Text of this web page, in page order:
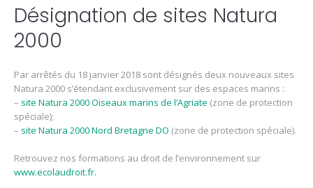
Désignation de sites Natura
2000
Par arrêtés du 18 janvier 2018 sont désignés deux nouveaux sites
Natura 2000 s’étendant exclusivement sur des espaces marins :
– site Natura 2000 Oiseaux marins de l’Agriate (zone de protection
spéciale);
– site Natura 2000 Nord Bretagne DO (zone de protection spéciale).
Retrouvez nos formations au droit de l’environnement sur
www.ecolaudroit.fr.